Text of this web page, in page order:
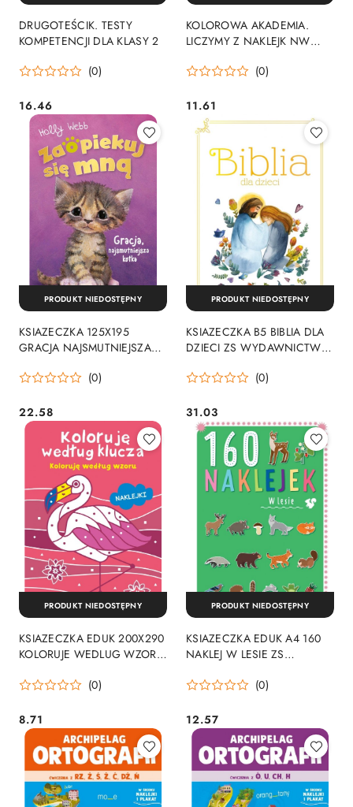
DRUGOTEŚCIK. TESTY
KOMPETENCJI DLA KLASY 2
(0)
Cena:
16.46
KOLOROWA AKADEMIA.
LICZYMY Z NAKLEJK NW
SOWA
(0)
Cena:
11.61
KSIAZECZKA 125X195
GRACJA NAJSMUTNIEJSZA
ZIELONA SOWA
(0)
Cena:
22.58
PRODUKT NIEDOSTĘPNY
KSIAZECZKA B5 BIBLIA DLA
DZIECI ZS WYDAWNICTWO
(0)
Cena:
31.03
PRODUKT NIEDOSTĘPNY
KSIAZECZKA EDUK 200X290
KOLORUJE WEDLUG WZORU
(0)
Cena:
8.71
PRODUKT NIEDOSTĘPNY
KSIAZECZKA EDUK A4 160
NAKLEJ W LESIE ZS
SOWA
(0)
Cena:
12.57
PRODUKT NIEDOSTĘPNY